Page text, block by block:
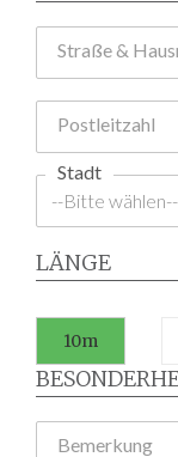
Straße &
Postleitzahl
Stadt
LÄNGE
10m
Bemerkung